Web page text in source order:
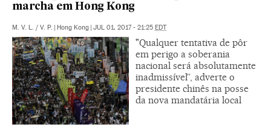
marcha em Hong Kong
M. V. L. / V. P. | Hong Kong | JUL 01, 2017 - 21:25 EDT
"Qualquer tentativa de pôr
em perigo a soberania
nacional será absolutamente
inadmissível”, adverte o
presidente chinês na posse
da nova mandatária local